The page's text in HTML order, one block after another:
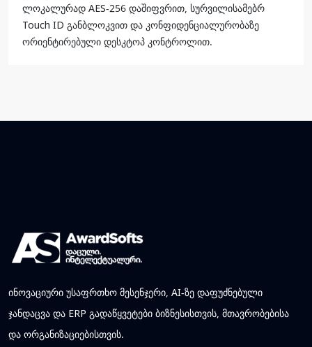
ლოკალურად AES-256 დაშიფვრით, სურვილისამებრ
Touch ID განბლოკვით და კონფიდენციალურობაზე
ორიენტირებული დესკტოპ კონტროლით.
ინოვაციური უსაფრთხო მესენჯერი, AI-ზე დაფუძნებული
ჯანდაცვა და ERP გადაწყვეტები ბიზნესისთვის, მთავრობებისა
და ორგანიზაციებისთვის.